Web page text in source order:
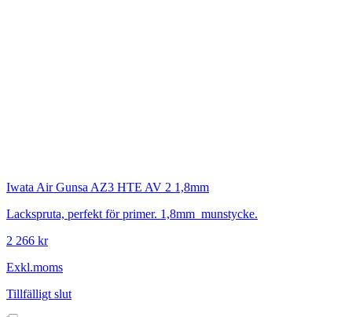
Iwata Air Gunsa AZ3 HTE AV 2 1,8mm
Lackspruta, perfekt för primer. 1,8mm munstycke.
2 266 kr
Exkl.moms
Tillfälligt slut